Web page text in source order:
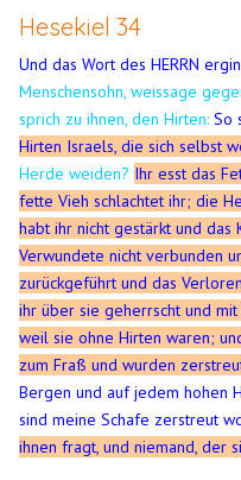
Hesekiel 34
Und das Wort des HERRN
Menschensohn, weissage
sprich zu ihnen, den Hirten:So
Hirten Israels, die sich selbst
Herde weiden? Ihr esst das
fette Vieh schlachtet ihr; die
habt ihr nicht gestärkt und das
Verwundete nicht verbunden
zurückgeführt und das
ihr über sie geherrscht und
weil sie ohne Hirten waren;
zum Fraß und wurden
Bergen und auf jedem hohen
sind meine Schafe zerstreut
ihnen fragt, und niemand, der